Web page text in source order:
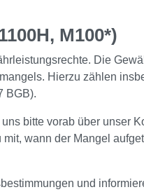
M100*)
Die
Hierzu zählen
BGB).
bitte vorab über unser
wann der Mangel
und